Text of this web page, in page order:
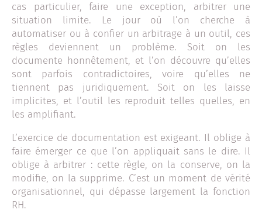
cas particulier, faire une exception, arbitrer une
situation limite. Le jour où l’on cherche à
automatiser ou à confier un arbitrage à un outil, ces
règles deviennent un problème. Soit on les
documente honnêtement, et l’on découvre qu’elles
sont parfois contradictoires, voire qu’elles ne
tiennent pas juridiquement. Soit on les laisse
implicites, et l’outil les reproduit telles quelles, en
les amplifiant.
L’exercice de documentation est exigeant. Il oblige à
faire émerger ce que l’on appliquait sans le dire. Il
oblige à arbitrer : cette règle, on la conserve, on la
modifie, on la supprime. C’est un moment de vérité
organisationnel, qui dépasse largement la fonction
RH.